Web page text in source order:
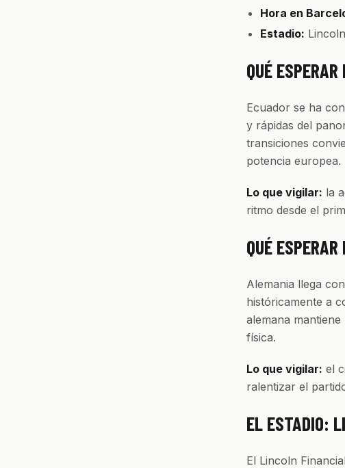
Hora en
Estadio:
QUÉ ESPERAR
Ecuador se ha
y rápidas del
transiciones
potencia europea.
Lo que vigilar: la
ritmo desde el
QUÉ
Alemania llega
históricamente a
alemana
física.
Lo que vigilar: el
ralentizar el
EL ESTADIO:
El Lincoln